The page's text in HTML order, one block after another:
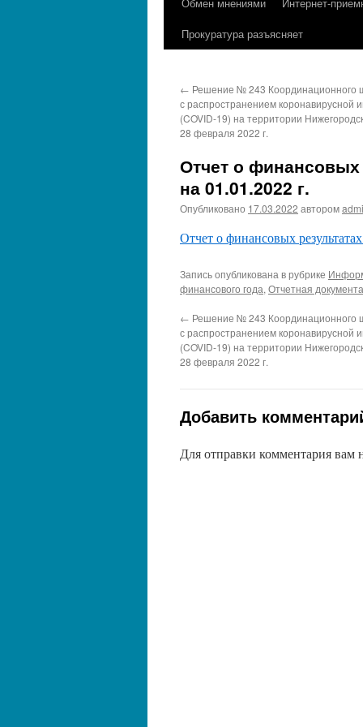
Прокуратура разъясняет
← Решение № 243 Координационного
с распространением коронавирусной
(COVID-19) на территории
28 февраля 2022 г.
Отчет о финансовых
на 01.01.2022 г.
Опубликовано 17.03.2022 автором
Отчет о финансовых
Запись опубликована в рубрике
финансового года, Отчетная
← Решение № 243 Координационного
с распространением коронавирусной
(COVID-19) на территории
28 февраля 2022 г.
Добавить
Для отправки комментария вам